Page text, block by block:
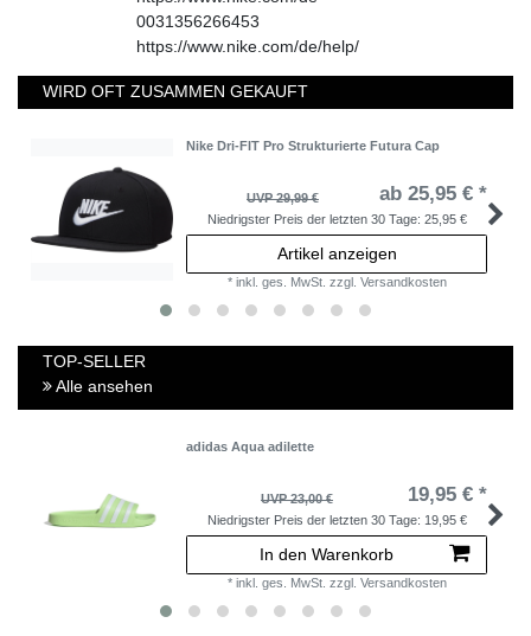
0031356266453
https://www.nike.com/de/help/
WIRD OFT ZUSAMMEN GEKAUFT
Nike Dri-FIT Pro Strukturierte Futura Cap
UVP 29,99 € ab 25,95 € *
Niedrigster Preis der letzten 30 Tage: 25,95 €
Artikel anzeigen
* inkl. ges. MwSt. zzgl. Versandkosten
TOP-SELLER
Alle ansehen
adidas Aqua adilette
UVP 23,00 € 19,95 € *
Niedrigster Preis der letzten 30 Tage: 19,95 €
In den Warenkorb
* inkl. ges. MwSt. zzgl. Versandkosten